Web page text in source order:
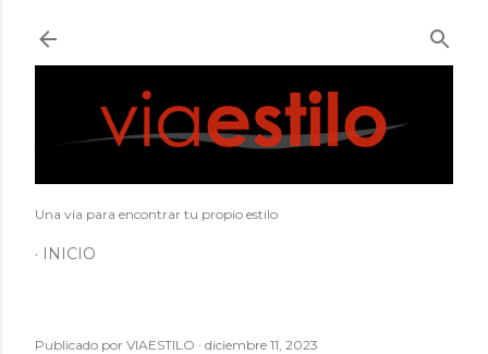
Una vía para encontrar tu propio estilo
INICIO
Publicado por VIAESTILO diciembre 11, 2023